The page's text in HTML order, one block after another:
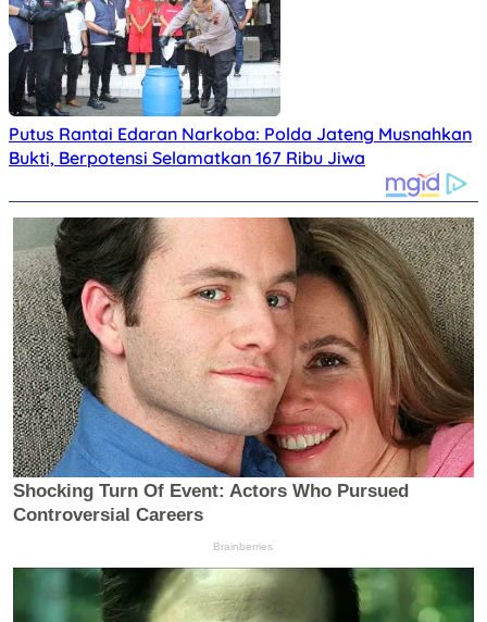
Putus Rantai Edaran Narkoba: Polda Jateng Musnahkan
Bukti, Berpotensi Selamatkan 167 Ribu Jiwa